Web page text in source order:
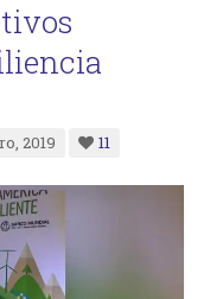
2019 11